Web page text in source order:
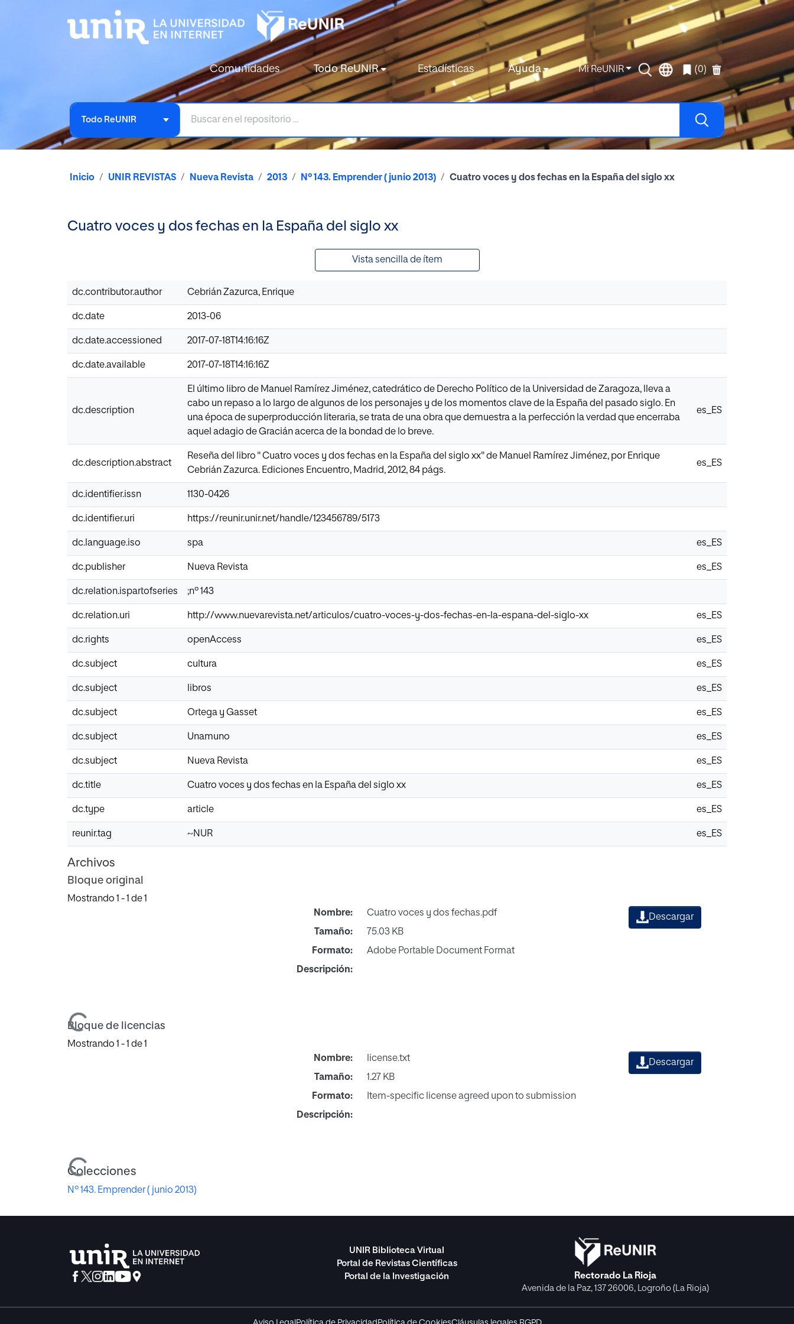
Comunidades Todo ReUNIR Estadísticas Ayuda Mi ReUNIR (0)
Todo ReUNIR
Inicio UNIR REVISTAS Nueva Revista 2013 Nº 143. Emprender ( junio 2013) Cuatro voces y dos fechas en la España del siglo xx
Cuatro voces y dos fechas en la España del siglo xx
Vista sencilla de ítem
dc.contributor.author Cebrián Zazurca, Enrique
dc.date 2013-06
dc.date.accessioned 2017-07-18T14:16:16Z
dc.date.available 2017-07-18T14:16:16Z
dc.description
El último libro de Manuel Ramírez Jiménez, catedrático de Derecho Político de la Universidad de Zaragoza, lleva a
cabo un repaso a lo largo de algunos de los personajes y de los momentos clave de la España del pasado siglo. En
una época de superproducción literaria, se trata de una obra que demuestra a la perfección la verdad que encerraba
aquel adagio de Gracián acerca de la bondad de lo breve.
es_ES
dc.description.abstract
Reseña del libro " Cuatro voces y dos fechas en la España del siglo xx" de Manuel Ramírez Jiménez, por Enrique
Cebrián Zazurca. Ediciones Encuentro, Madrid, 2012, 84 págs.
es_ES
dc.identifier.issn 1130-0426
dc.identifier.uri https://reunir.unir.net/handle/123456789/5173
dc.language.iso spa es_ES
dc.publisher Nueva Revista es_ES
dc.relation.ispartofseries ;nº 143
dc.relation.uri http://www.nuevarevista.net/articulos/cuatro-voces-y-dos-fechas-en-la-espana-del-siglo-xx es_ES
dc.rights openAccess es_ES
dc.subject cultura es_ES
dc.subject libros es_ES
dc.subject Ortega y Gasset es_ES
dc.subject Unamuno es_ES
dc.subject Nueva Revista es_ES
dc.title Cuatro voces y dos fechas en la España del siglo xx es_ES
dc.type article es_ES
reunir.tag ~NUR es_ES
Archivos
Bloque original
Mostrando 1 - 1 de 1
Cargando...
Nombre:
Cuatro voces y dos fechas.pdf
Tamaño:
75.03 KB
Formato:
Adobe Portable Document Format
Descripción:
Descargar
Bloque de licencias
Mostrando 1 - 1 de 1
Cargando...
Nombre:
license.txt
Tamaño:
1.27 KB
Formato:
Item-specific license agreed upon to submission
Descripción:
Descargar
Colecciones
Nº 143. Emprender ( junio 2013)
UNIR Biblioteca Virtual
Portal de Revistas Científicas
Portal de la Investigación
Rectorado La Rioja
Avenida de la Paz, 137 26006, Logroño (La Rioja)